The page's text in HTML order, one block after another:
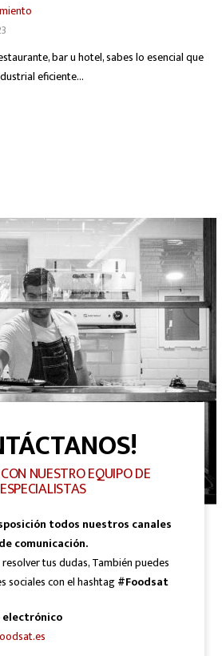
bar u hotel, sabes lo esencial que
eficiente...
NUESTRO EQUIPO DE
ESPECIALISTAS
todos nuestros canales
de comunicación.
tus dudas, También puedes
sociales con el hashtag#Foodsat
electrónico